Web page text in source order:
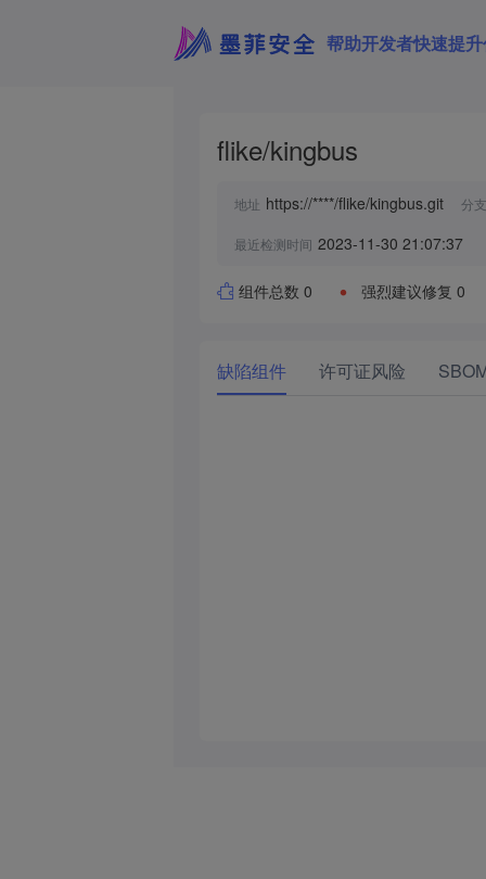
帮助开发者快速提
flike/kingbus
地址 https://****/flike/kingbus.git 分支
最近检测时间 2023-11-30 21:07:37
组件总数 0 强烈建议修复 0
缺陷组件 许可证风险